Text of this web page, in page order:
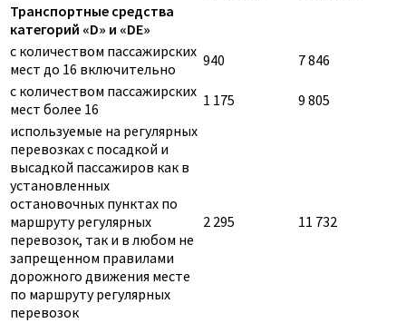
Транспортные средства
категорий «D» и «DE»
с количеством пассажирских
мест до 16 включительно
940
7 846
с количеством пассажирских
мест более 16
1 175
9 805
используемые на регулярных
перевозках с посадкой и
высадкой пассажиров как в
установленных
остановочных пунктах по
маршруту регулярных
перевозок, так и в любом не
запрещенном правилами
дорожного движения месте
по маршруту регулярных
перевозок
2 295 11 732